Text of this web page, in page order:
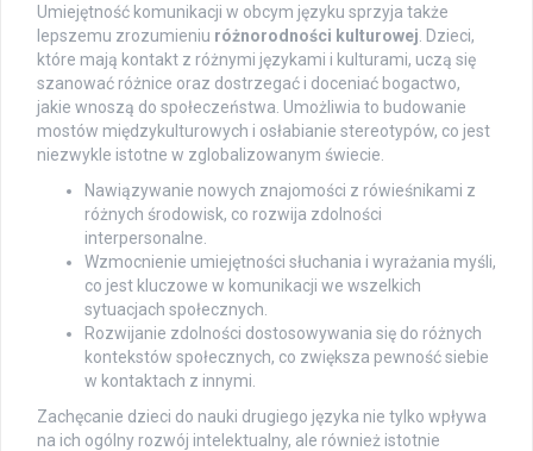
Umiejętność komunikacji w obcym języku sprzyja także
lepszemu zrozumieniu różnorodności kulturowej . Dzieci,
które mają kontakt z różnymi językami i kulturami, uczą się
szanować różnice oraz dostrzegać i doceniać bogactwo,
jakie wnoszą do społeczeństwa. Umożliwia to budowanie
mostów międzykulturowych i osłabianie stereotypów, co jest
niezwykle istotne w zglobalizowanym świecie.
Nawiązywanie nowych znajomości z rówieśnikami z
różnych środowisk, co rozwija zdolności
interpersonalne.
Wzmocnienie umiejętności słuchania i wyrażania myśli,
co jest kluczowe w komunikacji we wszelkich
sytuacjach społecznych.
Rozwijanie zdolności dostosowywania się do różnych
kontekstów społecznych, co zwiększa pewność siebie
w kontaktach z innymi.
Zachęcanie dzieci do nauki drugiego języka nie tylko wpływa
na ich ogólny rozwój intelektualny, ale również istotnie